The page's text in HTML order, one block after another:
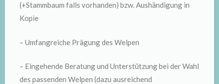
(+Stammbaum falls vorhanden) bzw. Aushändigung in
Kopie
– Umfangreiche Prägung des Welpen
– Eingehende Beratung und Unterstützung bei der Wahl
des passenden Welpen (dazu ausreichend